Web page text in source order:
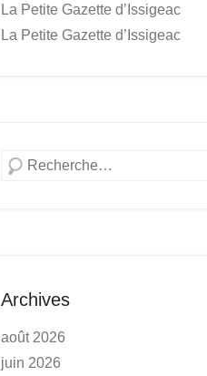
La Petite Gazette d’Issigeac
La Petite Gazette d’Issigeac
Recherche
Archives
août 2026
juin 2026